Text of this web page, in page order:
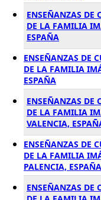
ENSEÑANZAS DE
DE LA FAMILIA
ESPAÑA
ENSEÑANZAS DE
DE LA FAMILIA
ESPAÑA
ENSEÑANZAS DE
DE LA FAMILIA
VALENCIA,
ENSEÑANZAS DE
DE LA FAMILIA
PALENCIA, ESPAÑA
ENSEÑANZAS DE